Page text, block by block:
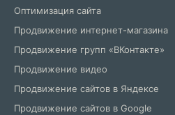
Оптимизация сайта
Продвижение интернет-магазина
Продвижение групп «ВКонтакте»
Продвижение видео
Продвижение сайтов в Яндексе
Продвижение сайтов в Google